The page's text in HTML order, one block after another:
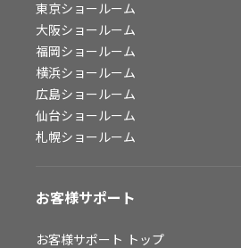
東京ショールーム
大阪ショールーム
福岡ショールーム
横浜ショールーム
広島ショールーム
仙台ショールーム
札幌ショールーム
お客様サポート
お客様サポート トップ